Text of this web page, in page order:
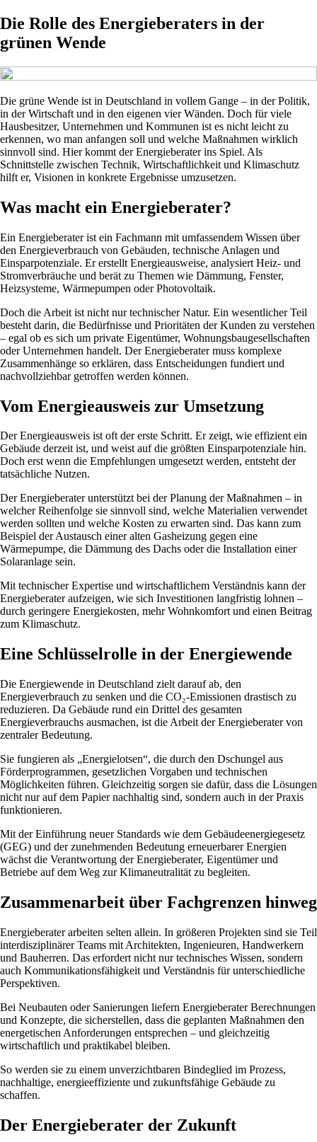
Die Rolle des Energieberaters in der
grünen Wende
Die grüne Wende ist in Deutschland in vollem Gange – in der Politik,
in der Wirtschaft und in den eigenen vier Wänden. Doch für viele
Hausbesitzer, Unternehmen und Kommunen ist es nicht leicht zu
erkennen, wo man anfangen soll und welche Maßnahmen wirklich
sinnvoll sind. Hier kommt der Energieberater ins Spiel. Als
Schnittstelle zwischen Technik, Wirtschaftlichkeit und Klimaschutz
hilft er, Visionen in konkrete Ergebnisse umzusetzen.
Was macht ein Energieberater?
Ein Energieberater ist ein Fachmann mit umfassendem Wissen über
den Energieverbrauch von Gebäuden, technische Anlagen und
Einsparpotenziale. Er erstellt Energieausweise, analysiert Heiz- und
Stromverbräuche und berät zu Themen wie Dämmung, Fenster,
Heizsysteme, Wärmepumpen oder Photovoltaik.
Doch die Arbeit ist nicht nur technischer Natur. Ein wesentlicher Teil
besteht darin, die Bedürfnisse und Prioritäten der Kunden zu verstehen
– egal ob es sich um private Eigentümer, Wohnungsbaugesellschaften
oder Unternehmen handelt. Der Energieberater muss komplexe
Zusammenhänge so erklären, dass Entscheidungen fundiert und
nachvollziehbar getroffen werden können.
Vom Energieausweis zur Umsetzung
Der Energieausweis ist oft der erste Schritt. Er zeigt, wie effizient ein
Gebäude derzeit ist, und weist auf die größten Einsparpotenziale hin.
Doch erst wenn die Empfehlungen umgesetzt werden, entsteht der
tatsächliche Nutzen.
Der Energieberater unterstützt bei der Planung der Maßnahmen – in
welcher Reihenfolge sie sinnvoll sind, welche Materialien verwendet
werden sollten und welche Kosten zu erwarten sind. Das kann zum
Beispiel der Austausch einer alten Gasheizung gegen eine
Wärmepumpe, die Dämmung des Dachs oder die Installation einer
Solaranlage sein.
Mit technischer Expertise und wirtschaftlichem Verständnis kann der
Energieberater aufzeigen, wie sich Investitionen langfristig lohnen –
durch geringere Energiekosten, mehr Wohnkomfort und einen Beitrag
zum Klimaschutz.
Eine Schlüsselrolle in der Energiewende
Die Energiewende in Deutschland zielt darauf ab, den
Energieverbrauch zu senken und die CO₂-Emissionen drastisch zu
reduzieren. Da Gebäude rund ein Drittel des gesamten
Energieverbrauchs ausmachen, ist die Arbeit der Energieberater von
zentraler Bedeutung.
Sie fungieren als „Energielotsen“, die durch den Dschungel aus
Förderprogrammen, gesetzlichen Vorgaben und technischen
Möglichkeiten führen. Gleichzeitig sorgen sie dafür, dass die Lösungen
nicht nur auf dem Papier nachhaltig sind, sondern auch in der Praxis
funktionieren.
Mit der Einführung neuer Standards wie dem Gebäudeenergiegesetz
(GEG) und der zunehmenden Bedeutung erneuerbarer Energien
wächst die Verantwortung der Energieberater, Eigentümer und
Betriebe auf dem Weg zur Klimaneutralität zu begleiten.
Zusammenarbeit über Fachgrenzen hinweg
Energieberater arbeiten selten allein. In größeren Projekten sind sie Teil
interdisziplinärer Teams mit Architekten, Ingenieuren, Handwerkern
und Bauherren. Das erfordert nicht nur technisches Wissen, sondern
auch Kommunikationsfähigkeit und Verständnis für unterschiedliche
Perspektiven.
Bei Neubauten oder Sanierungen liefern Energieberater Berechnungen
und Konzepte, die sicherstellen, dass die geplanten Maßnahmen den
energetischen Anforderungen entsprechen – und gleichzeitig
wirtschaftlich und praktikabel bleiben.
So werden sie zu einem unverzichtbaren Bindeglied im Prozess,
nachhaltige, energieeffiziente und zukunftsfähige Gebäude zu
schaffen.
Der Energieberater der Zukunft